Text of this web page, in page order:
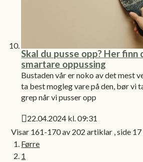
Skal du pusse opp? Her finn
smartare oppussing
Bustaden vår er noko av det mest
ta best mogleg vare på den, bør vi
grep når vi pusser opp
Publisert
22.04.2024 kl. 09:31
Visar 161-170av 202 artiklar ,side 17
Førre
1